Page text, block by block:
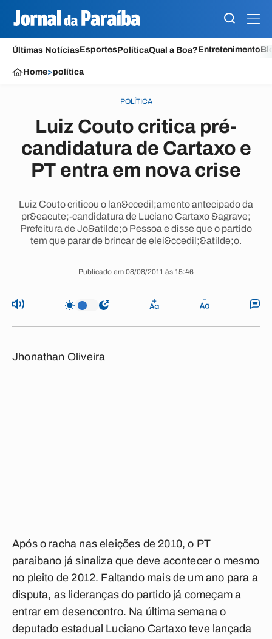
Últimas NotíciasEsportesPolíticaQual a Boa?Entretenimento
Home>política
POLÍTICA
Luiz Couto critica pré-
candidatura de Cartaxo e
PT entra em nova crise
Luiz Couto criticou o lan&ccedil;amento antecipado da
pr&eacute;-candidatura de Luciano Cartaxo &agrave;
Prefeitura de Jo&atilde;o Pessoa e disse que o partido
tem que parar de brincar de elei&ccedil;&atilde;o.
Publicado em 08/08/2011 às 15:46
Jhonathan Oliveira
Após o racha nas eleições de 2010, o PT
paraibano já sinaliza que deve acontecer o mesmo
no pleito de 2012. Faltando mais de um ano para a
disputa, as lideranças do partido já começam a
entrar em desencontro. Na última semana o
deputado estadual Luciano Cartaxo teve lançada